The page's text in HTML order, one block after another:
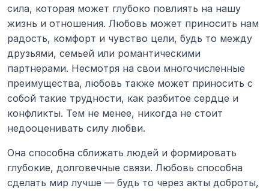
сила, которая может глубоко повлиять на нашу
жизнь и отношения. Любовь может приносить нам
радость, комфорт и чувство цели, будь то между
друзьями, семьей или романтическими
партнерами. Несмотря на свои многочисленные
преимущества, любовь также может приносить с
собой такие трудности, как разбитое сердце и
конфликты. Тем не менее, никогда не стоит
недооценивать силу любви.
Она способна сближать людей и формировать
глубокие, долговечные связи. Любовь способна
сделать мир лучше — будь то через акты доброты,